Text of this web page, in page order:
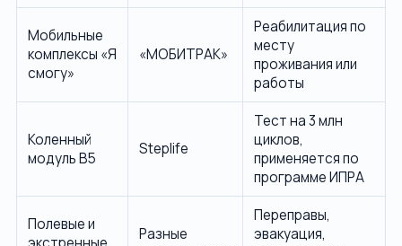
Мобильные
комплексы «Я
смогу»
«МОБИТРАК»
Реабилитация по
месту
проживания или
работы
Коленный
модуль B5
Steplife
Тест на 3 млн
циклов,
применяется по
программе ИПРА
Полевые и
Разные
Переправы,
эвакуация,